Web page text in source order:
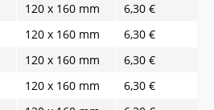
120 x 160 mm
6,30 €
120 x 160 mm
6,30 €
120 x 160 mm
6,30 €
120 x 160 mm
6,30 €